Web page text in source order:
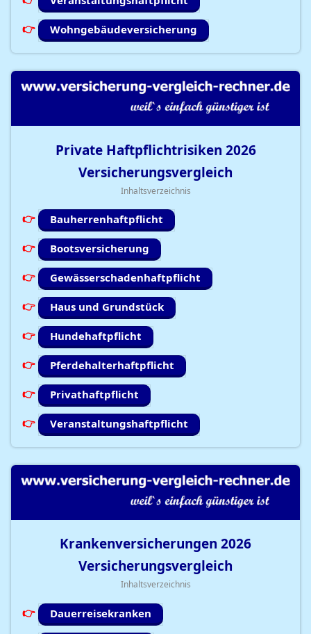
Wohngebäudeversicherung
Private Haftpflichtrisiken 2026
Versicherungsvergleich
Inhaltsverzeichnis
Bauherrenhaftpflicht
Bootsversicherung
Gewässerschadenhaftpflicht
Haus und Grundstück
Hundehaftpflicht
Pferdehalterhaftpflicht
Privathaftpflicht
Veranstaltungshaftpflicht
Krankenversicherungen 2026
Versicherungsvergleich
Inhaltsverzeichnis
Dauerreisekranken